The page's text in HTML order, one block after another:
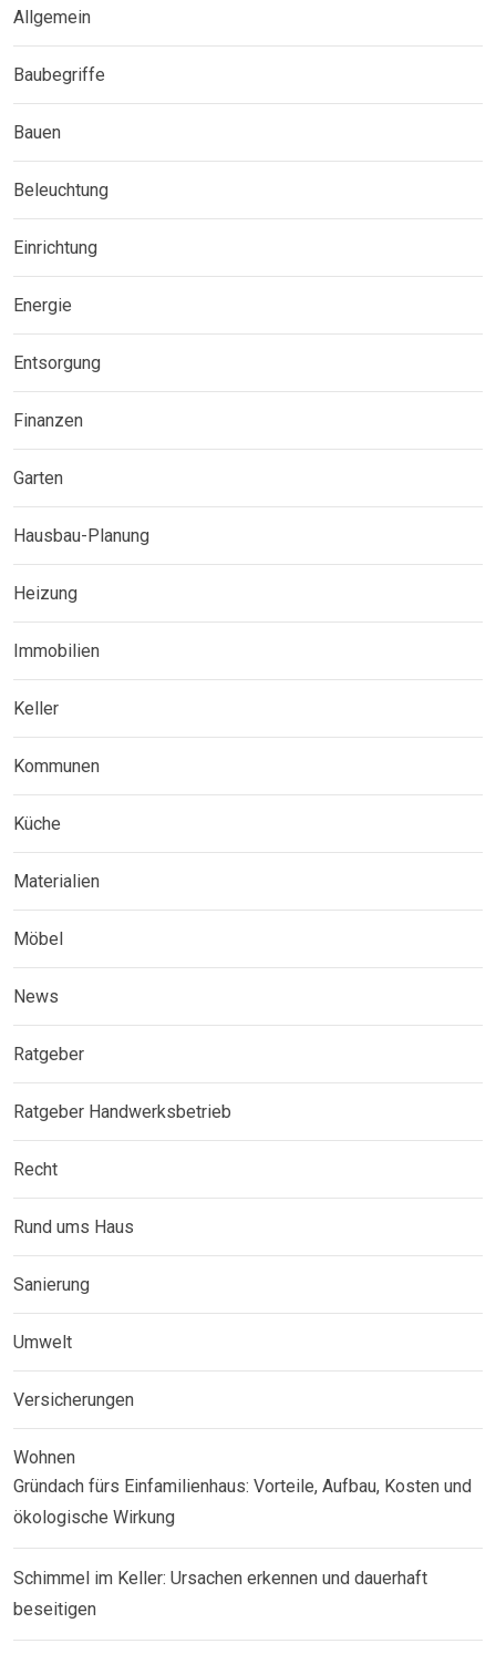
Allgemein
Baubegriffe
Bauen
Beleuchtung
Einrichtung
Energie
Entsorgung
Finanzen
Garten
Hausbau-Planung
Heizung
Immobilien
Keller
Kommunen
Küche
Materialien
Möbel
News
Ratgeber
Ratgeber Handwerksbetrieb
Recht
Rund ums Haus
Sanierung
Umwelt
Versicherungen
Wohnen
Gründach fürs Einfamilienhaus: Vorteile, Aufbau, Kosten und
ökologische Wirkung
Schimmel im Keller: Ursachen erkennen und dauerhaft
beseitigen